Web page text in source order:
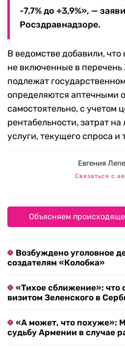
-7,7% до +3,9%», —
Росздравнадзоре.
В ведомстве добавили,
не включенные в
подлежат
определяются аптечными
самостоятельно, с учетом
рентабельности, затрат на
услуги, текущего спроса и
Евгения
Связаться с
Объясняем
Возбуждено уголовное
создателям «Колобка»
«Тихое сближение»: что
визитом Зеленского в
«А может, что похуже»:
судьбу Армении в случае